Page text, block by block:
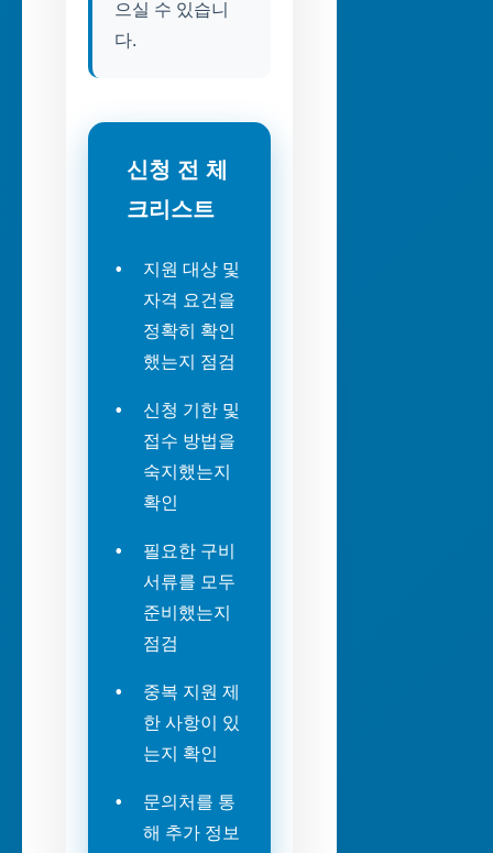
으실 수 있습니
다.
신청 전 체
크리스트
지원 대상 및
자격 요건을
정확히 확인
했는지 점검
신청 기한 및
접수 방법을
숙지했는지
확인
필요한 구비
서류를 모두
준비했는지
점검
중복 지원 제
한 사항이 있
는지 확인
문의처를 통
해 추가 정보